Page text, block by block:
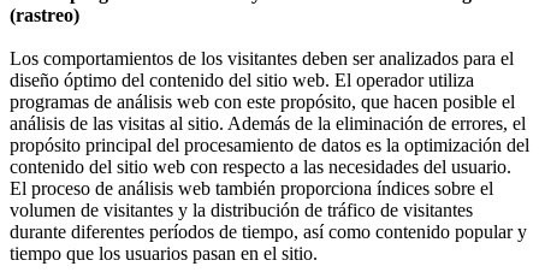
(rastreo)
Los comportamientos de los visitantes deben ser analizados para el
diseño óptimo del contenido del sitio web. El operador utiliza
programas de análisis web con este propósito, que hacen posible el
análisis de las visitas al sitio. Además de la eliminación de errores, el
propósito principal del procesamiento de datos es la optimización del
contenido del sitio web con respecto a las necesidades del usuario.
El proceso de análisis web también proporciona índices sobre el
volumen de visitantes y la distribución de tráfico de visitantes
durante diferentes períodos de tiempo, así como contenido popular y
tiempo que los usuarios pasan en el sitio.